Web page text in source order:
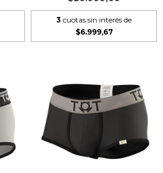
3 cuotas sin interés de
$6.999,67